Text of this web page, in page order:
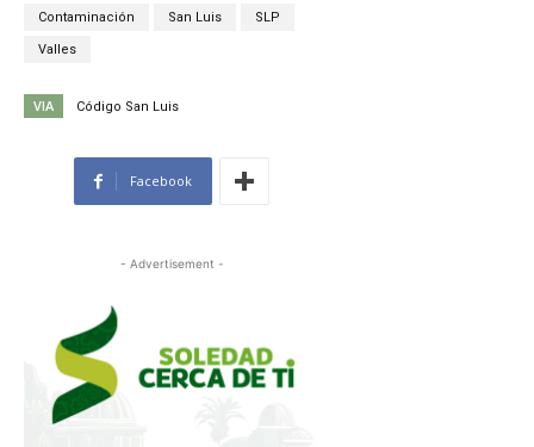
Contaminación San Luis SLP
Valles
VIA Código San Luis
Facebook
- Advertisement -